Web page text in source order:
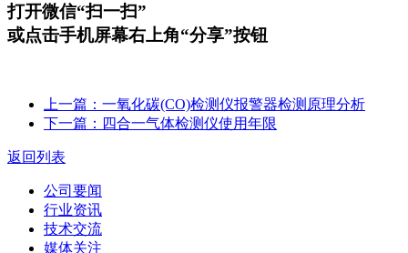
打开微信“扫一扫”
或点击手机屏幕右上角“分享”按钮
上一篇：一氧化碳(CO)检测仪报警器检测原理分析
下一篇：四合一气体检测仪使用年限
返回列表
公司要闻
行业资讯
技术交流
媒体关注